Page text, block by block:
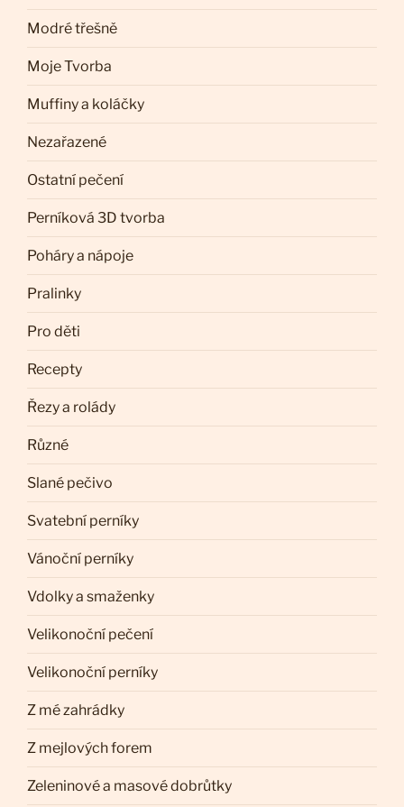
Modré třešně
Moje Tvorba
Muffiny a koláčky
Nezařazené
Ostatní pečení
Perníková 3D tvorba
Poháry a nápoje
Pralinky
Pro děti
Recepty
Řezy a rolády
Různé
Slané pečivo
Svatební perníky
Vánoční perníky
Vdolky a smaženky
Velikonoční pečení
Velikonoční perníky
Z mé zahrádky
Z mejlových forem
Zeleninové a masové dobrůtky